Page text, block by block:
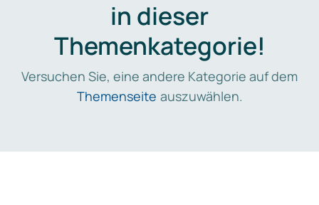
in dieser
Themenkategorie!
Versuchen Sie, eine andere Kategorie auf dem
Themenseite auszuwählen.